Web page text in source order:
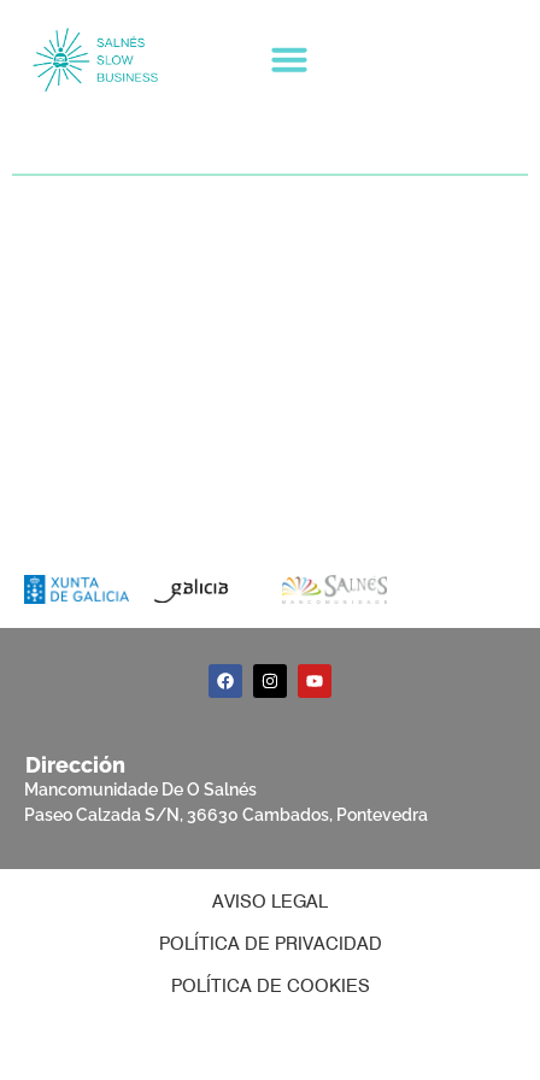
Dirección
Mancomunidade De O Salnés
Paseo Calzada S/N, 36630 Cambados, Pontevedra
AVISO LEGAL
POLÍTICA DE PRIVACIDAD
POLÍTICA DE COOKIES